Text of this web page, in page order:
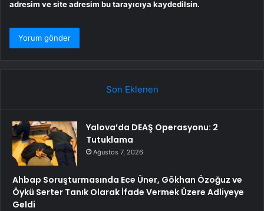
adresim ve site adresim bu tarayıcıya kaydedilsin.
Son Eklenen
Yalova’da DEAŞ Operasyonu: 2
Tutuklama
Ağustos 7, 2026
Ahbap Soruşturmasında Ece Üner, Gökhan Özoğuz ve
Öykü Serter Tanık Olarak İfade Vermek Üzere Adliyeye
Geldi